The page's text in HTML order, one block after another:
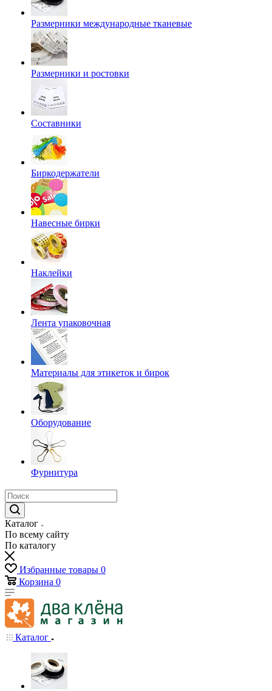
Размерники международные тканевые
Размерники и ростовки
Составники
Биркодержатели
Навесные бирки
Наклейки
Лента упаковочная
Материалы для этикеток и бирок
Оборудование
Фурнитура
Каталог
По всему сайту
По каталогу
Избранные товары 0
Корзина 0
Каталог